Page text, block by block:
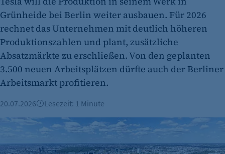
Zweck:
Session-Cookie für die Verwaltung von
oder Formularen). Wird auch bei Caching zur
Identifizierung verwendet.
Cookie Laufzeit:
Session
Cookie Consent
Name:
Grünheide bei Berlin weiter ausbauen. Für 2026
rechnet das Unternehmen mit deutlich höheren
Produktionszahlen und plant, zusätzliche
Absatzmärkte zu erschließen. Von den geplanten
3.500 neuen Arbeitsplätzen dürfte auch der Berliner
Arbeitsmarkt profitieren.
20.07.2026 Lesezeit: 1 Minute
Investitionsrekord: 1,4 Milliarden Euro für den